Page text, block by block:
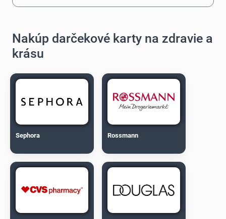
Nakúp darčekové karty na zdravie a
krásu
Sephora Rossmann